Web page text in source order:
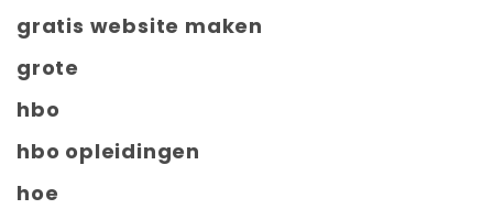
gratis website maken
grote
hbo
hbo opleidingen
hoe